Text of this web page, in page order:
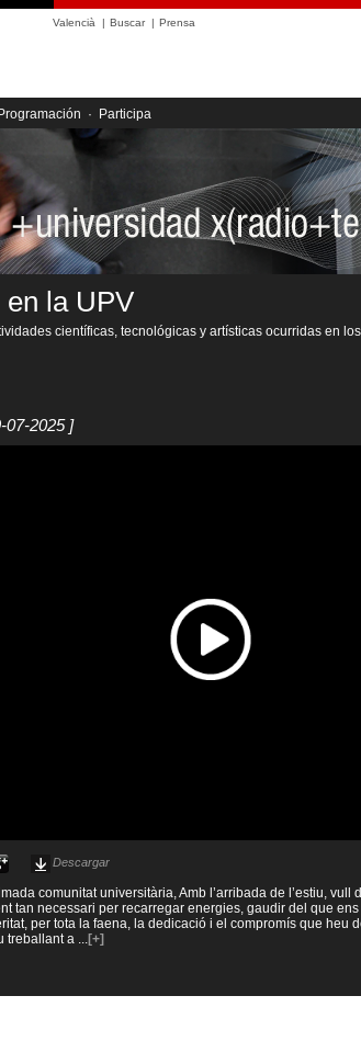
Valencià | Buscar| Prensa
Programación · Participa
la UPV
científicas, tecnológicas y artísticas ocurridas en
07-2025 ]
Descargar
comunitat universitària, Amb l’arribada de l’estiu, vull
tan necessari per recarregar energies, gaudir del que
per tota la faena, la dedicació i el compromís que heu
treballant a
[+]